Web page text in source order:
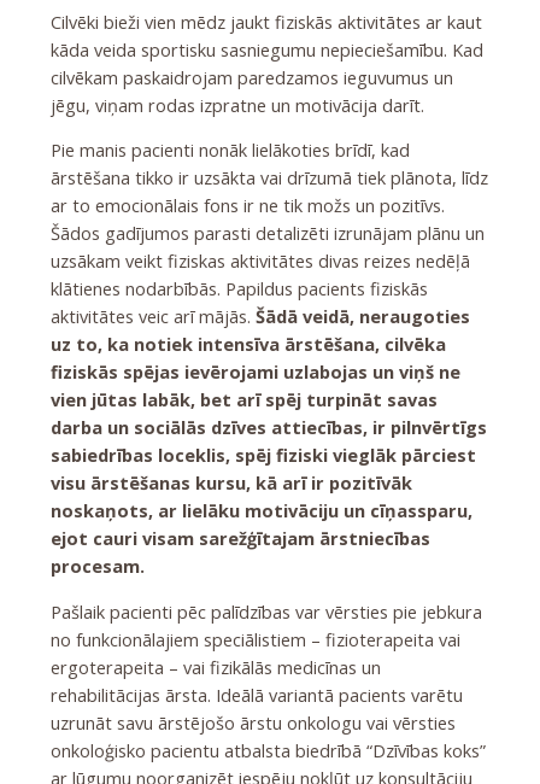
Cilvēki bieži vien mēdz jaukt fiziskās aktivitātes ar kaut
kāda veida sportisku sasniegumu nepieciešamību. Kad
cilvēkam paskaidrojam paredzamos ieguvumus un
jēgu, viņam rodas izpratne un motivācija darīt.
Pie manis pacienti nonāk lielākoties brīdī, kad
ārstēšana tikko ir uzsākta vai drīzumā tiek plānota, līdz
ar to emocionālais fons ir ne tik možs un pozitīvs.
Šādos gadījumos parasti detalizēti izrunājam plānu un
uzsākam veikt fiziskas aktivitātes divas reizes nedēļā
klātienes nodarbībās. Papildus pacients fiziskās
aktivitātes veic arī mājās. Šādā veidā, neraugoties
uz to, ka notiek intensīva ārstēšana, cilvēka
fiziskās spējas ievērojami uzlabojas un viņš ne
vien jūtas labāk, bet arī spēj turpināt savas
darba un sociālās dzīves attiecības, ir pilnvērtīgs
sabiedrības loceklis, spēj fiziski vieglāk pārciest
visu ārstēšanas kursu, kā arī ir pozitīvāk
noskaņots, ar lielāku motivāciju un cīņassparu,
ejot cauri visam sarežģītajam ārstniecības
procesam.
Pašlaik pacienti pēc palīdzības var vērsties pie jebkura
no funkcionālajiem speciālistiem – fizioterapeita vai
ergoterapeita – vai fizikālās medicīnas un
rehabilitācijas ārsta. Ideālā variantā pacients varētu
uzrunāt savu ārstējošo ārstu onkologu vai vērsties
onkoloģisko pacientu atbalsta biedrībā “Dzīvības koks”
ar lūgumu noorganizēt iespēju nokļūt uz konsultāciju